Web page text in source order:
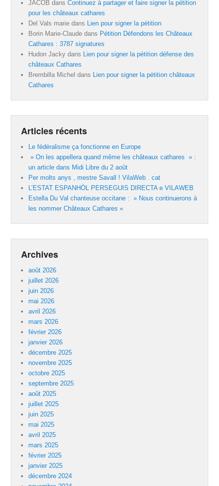
JACOB dansContinuez à partager et faire signer la pétition
pour les châteaux cathares
Del Vals marie dans Lien pour signer la pétition
Borin Marie-Claude dans Pétition Défendons les Châteaux
Cathares : 3787 signatures
Hudon Jacky dans Lien pour signer la pétition défense des
châteaux Cathares
Brembilla Michel dans Lien pour signer la pétition châteaux
Cathares
Articles récents
Le fédéralisme ça fonctionne en Europe
» On les appellera quand même les châteaux cathares » :
un article dans Midi Libre du 2 août
Per molts anys , mestre Savall ! VilaWeb . cat
L’ESTAT ESPANHÒL PERSEGUIS DIRECTA e VILAWEB
Estella Du Val chanteuse occitane : » Nous continuerons à
les nommer Châteaux Cathares «
Archives
août 2026
juillet 2026
juin 2026
mai 2026
avril 2026
mars 2026
février 2026
janvier 2026
décembre 2025
novembre 2025
octobre 2025
septembre 2025
août 2025
juillet 2025
juin 2025
mai 2025
avril 2025
mars 2025
février 2025
janvier 2025
décembre 2024